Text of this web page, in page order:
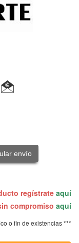
envío
regístrate aquí
compromiso aquí
o fin de existencias ***